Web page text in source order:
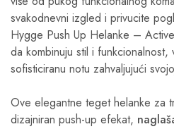
svakodnevni izgled i privucite
Hygge Push Up Helanke –
da kombinuju stil i
sofisticiranu notu zahvaljujući
Ove elegantne teget helanke za
dizajniran push-up efekat,